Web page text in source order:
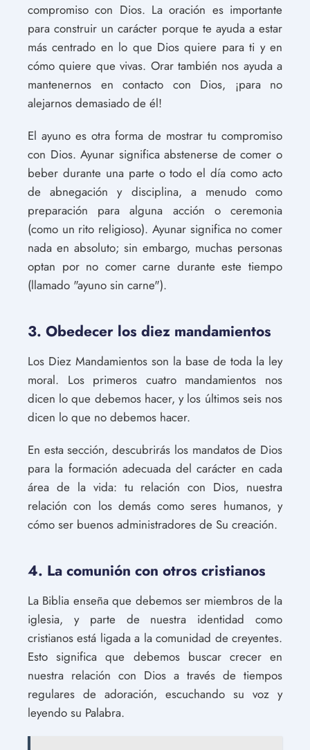
compromiso con Dios. La oración es importante
para construir un carácter porque te ayuda a estar
más centrado en lo que Dios quiere para ti y en
cómo quiere que vivas. Orar también nos ayuda a
mantenernos en contacto con Dios, ¡para no
alejarnos demasiado de él!
El ayuno es otra forma de mostrar tu compromiso
con Dios. Ayunar significa abstenerse de comer o
beber durante una parte o todo el día como acto
de abnegación y disciplina, a menudo como
preparación para alguna acción o ceremonia
(como un rito religioso). Ayunar significa no comer
nada en absoluto; sin embargo, muchas personas
optan por no comer carne durante este tiempo
(llamado "ayuno sin carne").
3. Obedecer los diez mandamientos
Los Diez Mandamientos son la base de toda la ley
moral. Los primeros cuatro mandamientos nos
dicen lo que debemos hacer, y los últimos seis nos
dicen lo que no debemos hacer.
En esta sección, descubrirás los mandatos de Dios
para la formación adecuada del carácter en cada
área de la vida: tu relación con Dios, nuestra
relación con los demás como seres humanos, y
cómo ser buenos administradores de Su creación.
4. La comunión con otros cristianos
La Biblia enseña que debemos ser miembros de la
iglesia, y parte de nuestra identidad como
cristianos está ligada a la comunidad de creyentes.
Esto significa que debemos buscar crecer en
nuestra relación con Dios a través de tiempos
regulares de adoración, escuchando su voz y
leyendo su Palabra.